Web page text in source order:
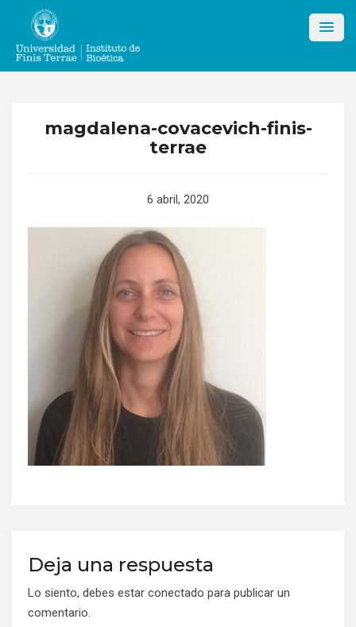
content
magdalena-covacevich-finis-
terrae
6 abril, 2020
Deja una respuesta
Lo siento, debes estar conectado para publicar un
comentario.